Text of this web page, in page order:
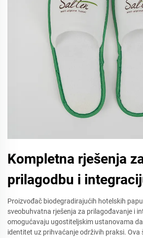
Kompletna rješenja
prilagodbu i
Proizvođač biodegradirajućih hotelskih
sveobuhvatna rješenja za prilagođavanje i
omogućavaju ugostiteljskim ustanovama
identitet uz prihvaćanje održivih praksi. Ova